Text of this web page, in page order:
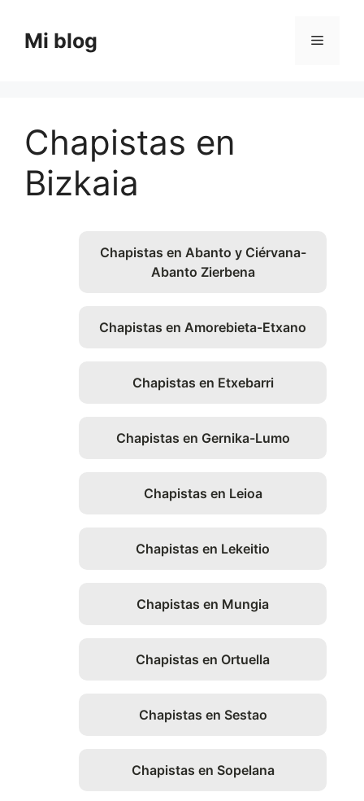
contenido
Mi blog Menú
Chapistas en
Bizkaia
Chapistas en Abanto y Ciérvana-
Abanto Zierbena
Chapistas en Amorebieta-Etxano
Chapistas en Etxebarri
Chapistas en Gernika-Lumo
Chapistas en Leioa
Chapistas en Lekeitio
Chapistas en Mungia
Chapistas en Ortuella
Chapistas en Sestao
Chapistas en Sopelana